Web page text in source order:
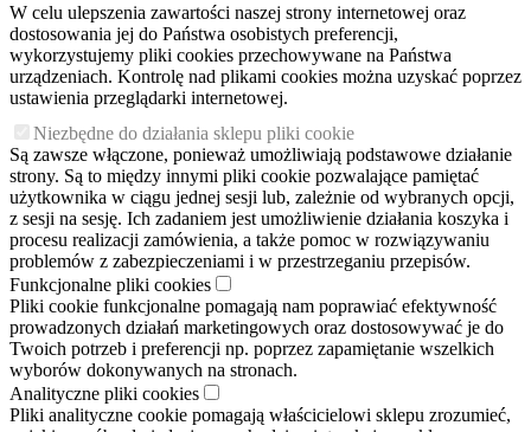
W celu ulepszenia zawartości naszej strony internetowej oraz
dostosowania jej do Państwa osobistych preferencji,
wykorzystujemy pliki cookies przechowywane na Państwa
urządzeniach. Kontrolę nad plikami cookies można uzyskać poprzez
ustawienia przeglądarki internetowej.
Niezbędne do działania sklepu pliki cookie
Są zawsze włączone, ponieważ umożliwiają podstawowe działanie
strony. Są to między innymi pliki cookie pozwalające pamiętać
użytkownika w ciągu jednej sesji lub, zależnie od wybranych opcji,
z sesji na sesję. Ich zadaniem jest umożliwienie działania koszyka i
procesu realizacji zamówienia, a także pomoc w rozwiązywaniu
problemów z zabezpieczeniami i w przestrzeganiu przepisów.
Funkcjonalne pliki cookies
Pliki cookie funkcjonalne pomagają nam poprawiać efektywność
prowadzonych działań marketingowych oraz dostosowywać je do
Twoich potrzeb i preferencji np. poprzez zapamiętanie wszelkich
wyborów dokonywanych na stronach.
Analityczne pliki cookies
Pliki analityczne cookie pomagają właścicielowi sklepu zrozumieć,